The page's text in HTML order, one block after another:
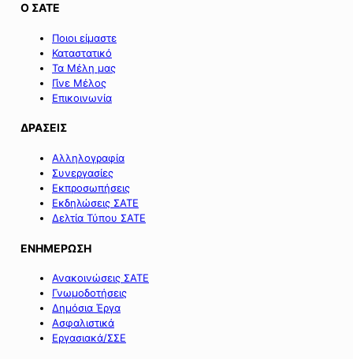
Ο ΣΑΤΕ
Ποιοι είμαστε
Καταστατικό
Τα Μέλη μας
Γίνε Μέλος
Επικοινωνία
ΔΡΑΣΕΙΣ
Αλληλογραφία
Συνεργασίες
Εκπροσωπήσεις
Εκδηλώσεις ΣΑΤΕ
Δελτία Τύπου ΣΑΤΕ
ΕΝΗΜΕΡΩΣΗ
Ανακοινώσεις ΣΑΤΕ
Γνωμοδοτήσεις
Δημόσια Έργα
Ασφαλιστικά
Εργασιακά/ΣΣΕ